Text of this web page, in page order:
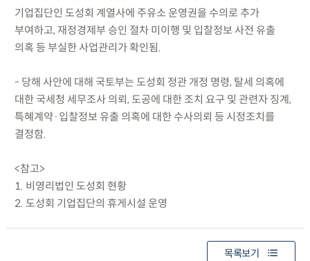
기업집단인 도성회 계열사에 주유소 운영권을 수의로 추가
부여하고, 재정경제부 승인 절차 미이행 및 입찰정보 사전 유출
의혹 등 부실한 사업관리가 확인됨.
- 당해 사안에 대해 국토부는 도성회 정관 개정 명령, 탈세 의혹에
대한 국세청 세무조사 의뢰, 도공에 대한 조치 요구 및 관련자 징계,
특혜계약·입찰정보 유출 의혹에 대한 수사의뢰 등 시정조치를
결정함.
<참고>
1. 비영리법인 도성회 현황
2. 도성회 기업집단의 휴게시설 운영
목록보기